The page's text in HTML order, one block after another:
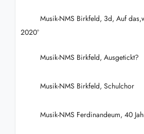
Musik-NMS Birkfeld, 3d, Auf
2020°
Musik-NMS Birkfeld, Ausgetickt?
Musik-NMS Birkfeld, Schulchor
Musik-NMS Ferdinandeum, 40